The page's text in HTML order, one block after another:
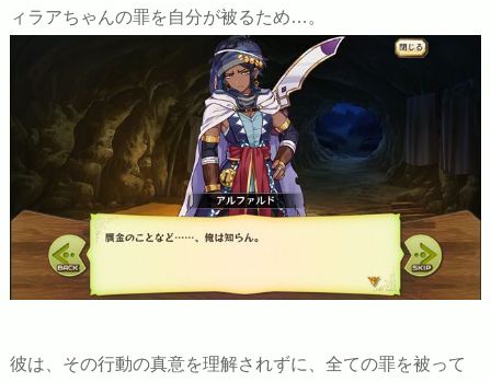
ィラアちゃんの罪を自分が被るため…。
彼は、その行動の真意を理解されずに、全ての罪を被って